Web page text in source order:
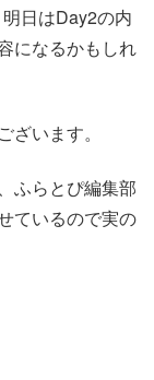
日はDay2の内
になるかもしれ
います。
ふらとぴ編集部
ているので実の